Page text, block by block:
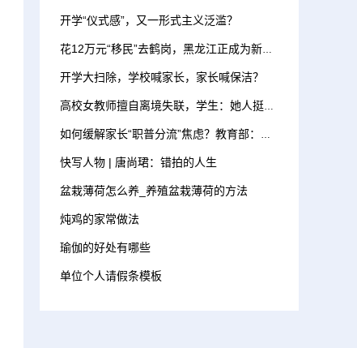
开学“仪式感”，又一形式主义泛滥？
花12万元“移民”去鹤岗，黑龙江正成为新的高考洼地
开学大扫除，学校喊家长，家长喊保洁？
高校女教师擅自离境失联，学生：她人挺好，曾说想去俄罗斯
如何缓解家长“职普分流”焦虑？教育部：新建优质普通高中 增加招生计划
快写人物 | 唐尚珺：错拍的人生
盆栽薄荷怎么养_养殖盆栽薄荷的方法
炖鸡的家常做法
瑜伽的好处有哪些
单位个人请假条模板